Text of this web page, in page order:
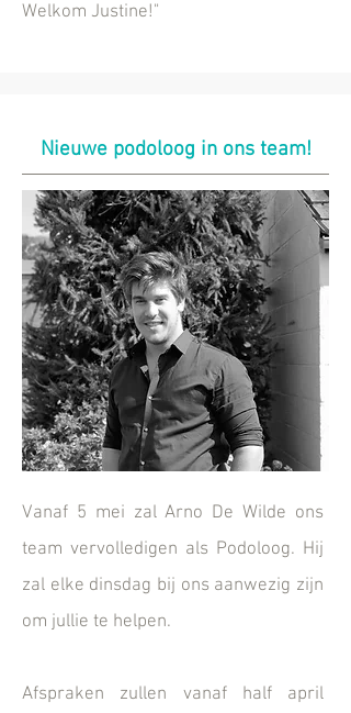
Welkom Justine!"
Nieuwe podoloog in ons team!
Vanaf 5 mei zal Arno De Wilde ons
team vervolledigen als Podoloog. Hij
zal elke dinsdag bij ons aanwezig zijn
om jullie te helpen.
Afspraken zullen vanaf half april